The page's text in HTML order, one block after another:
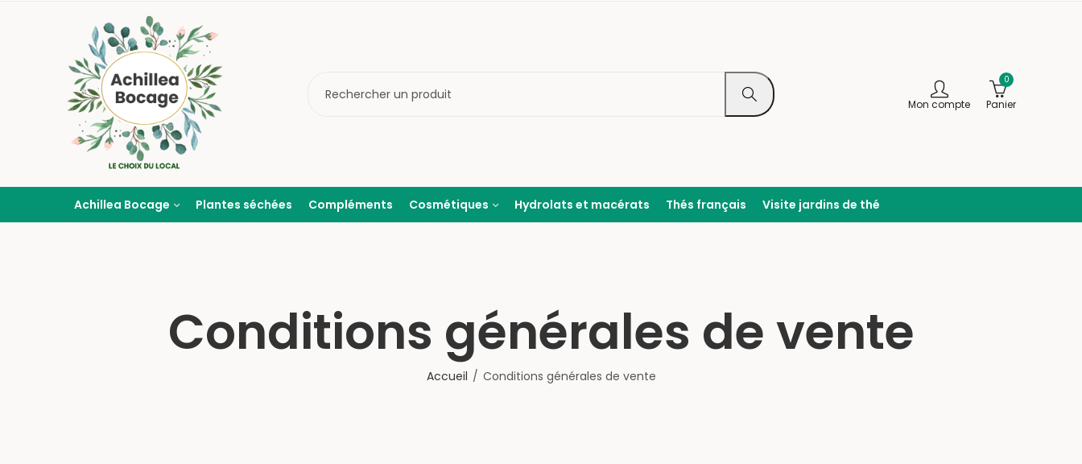
Mon compte
0
Panier
Achillea Bocage Plantes séchées Compléments Cosmétiques Hydrolats et macérats Thés français Visite jardins de thé
Conditions générales de vente
Accueil Conditions générales de vente